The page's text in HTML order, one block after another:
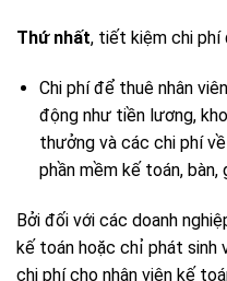
Thứ nhất, tiết kiệm chi phí
Chi phí để thuê nhân
động như tiền lương,
thưởng và các chi phí
phần mềm kế toán, bàn,
Bởi đối với các doanh
kế toán hoặc chỉ phát sinh
chi phí cho nhân viên kế